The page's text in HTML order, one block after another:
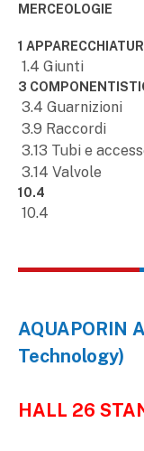
MERCEOLOGIE
1
1.4 Giunti
3
3.4 Guarnizioni
3.9 Raccordi
3.13 Tubi e
3.14 Valvole
10.4
10.4
AQUAPORIN
Technology)
HALL 26